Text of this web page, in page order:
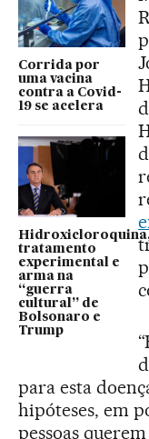
Corrida por
uma vacina
contra a Covid-
19 se acelera
tratamento
experimental e
arma na
“guerra
cultural” de
Bolsonaro e
Trump
para esta
hipóteses, em
pessoas